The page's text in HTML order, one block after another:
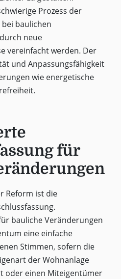
Prozess der
baulichen
neue
vereinfacht werden. Der
und Anpassungsfähigkeit
wie energetische
für
Reform ist die
bauliche Veränderungen
eine einfache
Stimmen, sofern die
der Wohnanlage
oder einen Miteigentümer